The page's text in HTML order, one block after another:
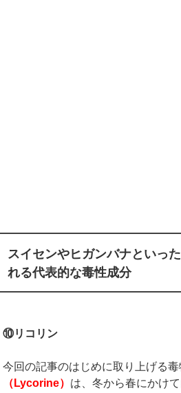
スイセンやヒガンバナといっ
れる代表的な毒性成分
⑩リコリン
今回の記事のはじめに取り上げる
（Lycorine） は、冬から春にかけて